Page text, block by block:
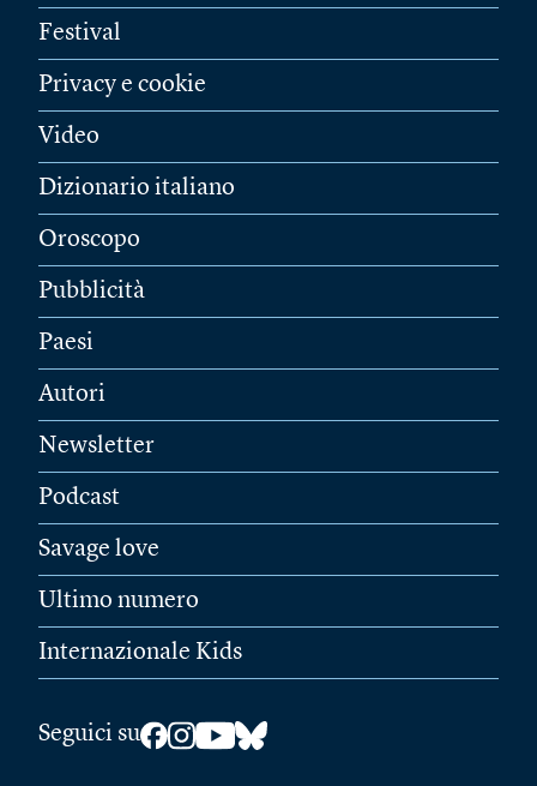
Festival
Privacy e cookie
Video
Dizionario italiano
Oroscopo
Pubblicità
Paesi
Autori
Newsletter
Podcast
Savage love
Ultimo numero
Internazionale Kids
Seguici su